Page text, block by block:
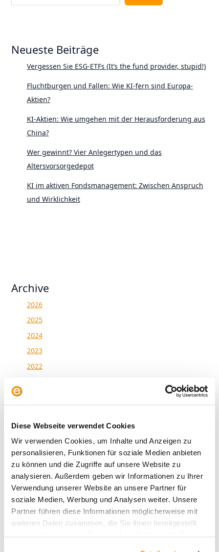
Diese Webseite verwendet Cookies
Wir verwenden Cookies, um Inhalte und Anzeigen zu
personalisieren, Funktionen für soziale Medien anbieten
zu können und die Zugriffe auf unsere Website zu
analysieren. Außerdem geben wir Informationen zu Ihrer
Verwendung unserer Website an unsere Partner für
soziale Medien, Werbung und Analysen weiter. Unsere
Partner führen diese Informationen möglicherweise mit
weiteren Daten zusammen, die Sie ihnen bereitgestellt
Neueste Beiträge
Vergessen Sie ESG-ETFs (It’s the fund provider, stupid!)
Fluchtburgen und Fallen: Wie KI-fern sind Europa-
Aktien?
KI-Aktien: Wie umgehen mit der Herausforderung aus
China?
Wer gewinnt? Vier Anlegertypen und das
Altersvorsorgedepot
KI im aktiven Fondsmanagement: Zwischen Anspruch
und Wirklichkeit
Archive
2026
2025
2024
2023
2022
2018
1970
Kategorien
Allgemein
Envestor Academy